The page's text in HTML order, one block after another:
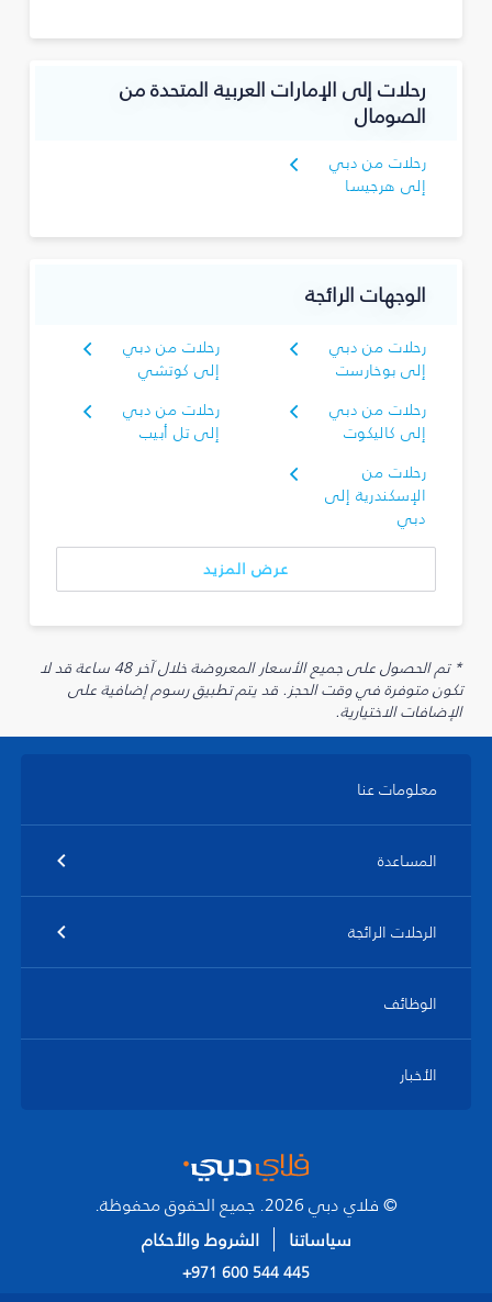
رحلات إلى الإمارات العربية المتحدة من
الصومال
رحلات من دبي
إلى هرجيسا
الوجهات الرائجة
رحلات من دبي
إلى بوخارست
رحلات من دبي
إلى كوتشي
رحلات من دبي
إلى كاليكوت
رحلات من دبي
إلى تل أبيب
رحلات من
الإسكندرية إلى
دبي
عرض المزيد
* تم الحصول على جميع الأسعار المعروضة خلال آخر 48 ساعة قد لا
تكون متوفرة في وقت الحجز. قد يتم تطبيق رسوم إضافية على
الإضافات الاختيارية.
معلومات عنا
المساعدة
الرحلات الرائجة
الوظائف
الأخبار
© فلاي دبي 2026. جميع الحقوق محفوظة.
سياساتنا
الشروط والأحكام
+971 600 544 445